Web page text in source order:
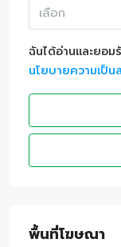
เลือก
ฉันได้อ่านและยอม
นโยบายความเป็น
พื้นที่โฆษณา